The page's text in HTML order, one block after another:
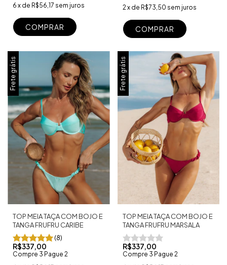
6 x de R$56,17 sem juros
COMPRAR
2 x de R$73,50 sem juros
COMPRAR
Frete grátis
TOP MEIA TAÇA COM BOJO E
TANGA FRUFRU CARIBE
(8)
R$337,00
Compre 3 Pague 2
Frete grátis
TOP MEIA TAÇA COM BOJO E
TANGA FRUFRU MARSALA
R$337,00
Compre 3 Pague 2